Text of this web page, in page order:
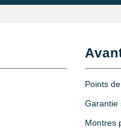
Points
Garantie
Montres